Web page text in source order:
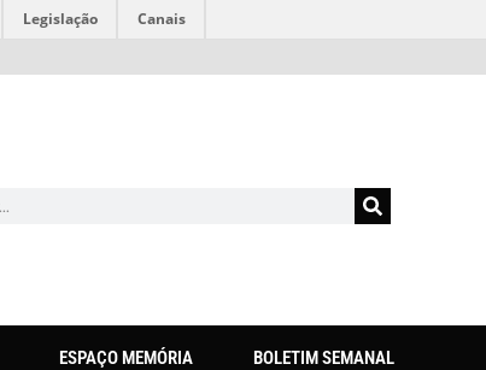
Legislação Canais
ESPAÇO MEMÓRIA BOLETIM SEMANAL